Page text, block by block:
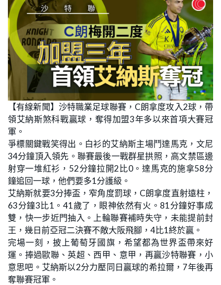
【有線新聞】沙特職業足球聯賽，C朗拿度攻入2球，帶
領艾納斯煞科戰贏球，奪得加盟3年多以來首項大賽冠
軍。
爭標關鍵戰笑得出。白衫的艾納斯主場鬥達馬克，文尼
34分鐘頂入領先。聯賽最後一戰群星拱照，高文禁區邊
射穿一堆紅衫，52分鐘拉開2比0。達馬克的施拿58分
鐘追回一球，他們要多1分護級。
艾納斯就要3分捧盃，窄角度罰球，C朗拿度直射遠柱，
63分鐘3比1。41歲了，眼神依然有火。81分鐘好事成
雙，快一步近門抽入。上輪聯賽補時失守，未能提前封
王，幾日前亞冠二決賽不敵大阪飛腳，4比1終於贏。
完場一刻，披上葡萄牙國旗，希望都為世界盃帶來好
運。捧過歐聯、英超、西甲、意甲，再贏沙特聯賽，小
意思吧。艾納斯以2分力壓同日贏球的希拉爾，7年後再
奪聯賽冠軍。